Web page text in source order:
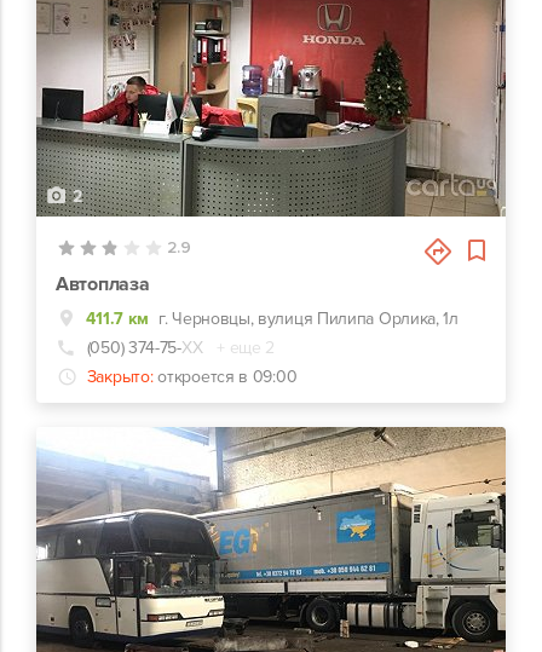
2
2.9
Автоплаза
411.7 км г. Черновцы, вулиця Пилипа Орлика, 1л
(050) 374-75-ХХ
+ еще 2
Закрыто: откроется в 09:00